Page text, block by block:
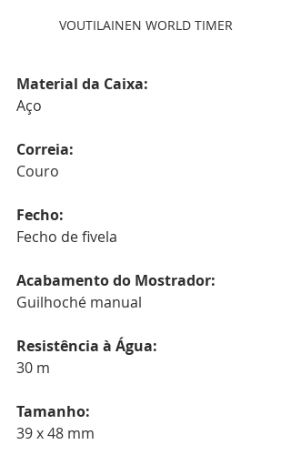
VOUTILAINEN WORLD TIMER
Material da Caixa:
Aço
Correia:
Couro
Fecho:
Fecho de fivela
Acabamento do Mostrador:
Guilhoché manual
Resistência à Água:
30 m
Tamanho:
39 x 48 mm